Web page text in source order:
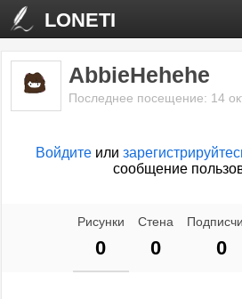
LONETI
AbbieHehehe
Последнее посещение: 14
Войдите или
сообщение
Рисунки
0
Стена
0 0